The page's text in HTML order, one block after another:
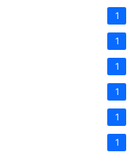
1
1
1
1
1
1